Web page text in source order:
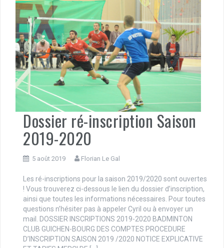
Dossier ré-inscription Saison
2019-2020
5 août 2019 Florian Le Gal
Les ré-inscriptions pour la saison 2019/2020 sont ouvertes
! Vous trouverez ci-dessous le lien du dossier d’inscription,
ainsi que toutes les informations nécessaires. Pour toutes
questions n’hésiter pas à appeler Cyril ou à envoyer un
mail. DOSSIER INSCRIPTIONS 2019-2020 BADMINTON
CLUB GUICHEN-BOURG DES COMPTES PROCEDURE
D’INSCRIPTION SAISON 2019 /2020 NOTICE EXPLICATIVE